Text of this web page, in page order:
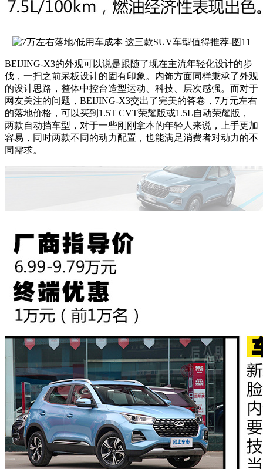
BEIJING-X3的外观可以说是跟随了现在主流年轻化设计的步
伐，一扫之前呆板设计的固有印象。内饰方面同样秉承了外观
的设计思路，整体中控台造型运动、科技、层次感强。而对于
网友关注的问题，BEIJING-X3交出了完美的答卷，7万元左右
的落地价格，可以买到1.5T CVT荣耀版或1.5L自动荣耀版，
两款自动挡车型，对于一些刚刚拿本的年轻人来说，上手更加
容易，同时两款不同的动力配置，也能满足消费者对动力的不
同需求。